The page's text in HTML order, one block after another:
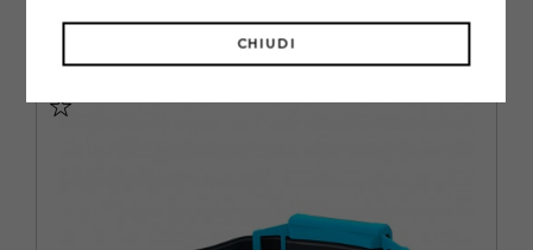
TU
34,95€
CHIUDI